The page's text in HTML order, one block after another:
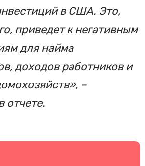
в США. Это,
приведет к негативным
для найма
доходов работников и
–
отчете.